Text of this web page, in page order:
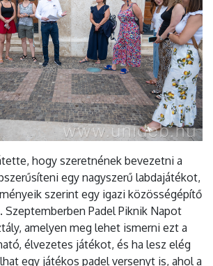
hogy szeretnének bevezetni a
egy nagyszerű labdajátékot,
szerint egy igazi közösségépítő
Padel Piknik Napot
amelyen meg lehet ismerni ezt a
élvezetes játékot, és ha lesz elég
egy játékos padel versenyt is, ahol a